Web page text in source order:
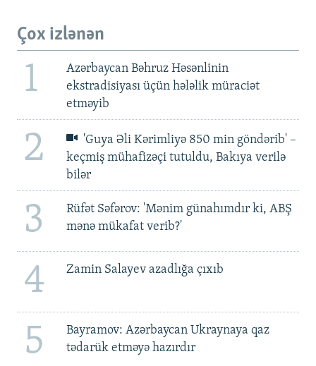
Çox izlənən
1
Azərbaycan Bəhruz Həsənlinin
ekstradisiyası üçün hələlik müraciət
etməyib
2
'Guya Əli Kərimliyə 850 min göndərib' –
keçmiş mühafizəçi tutuldu, Bakıya verilə
bilər
3
Rüfət Səfərov: 'Mənim günahımdır ki, ABŞ
mənə mükafat verib?'
4 Zamin Salayev azadlığa çıxıb
5
Bayramov: Azərbaycan Ukraynaya qaz
tədarük etməyə hazırdır